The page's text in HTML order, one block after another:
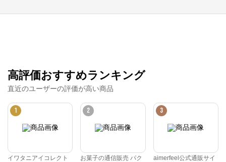
高評価おすすめランキング
直近のユーザーの評価が高い商品
1
イワタニアイコレクト
2
お菓子の通信販売 パク
3
aimerfeel公式通販サイ